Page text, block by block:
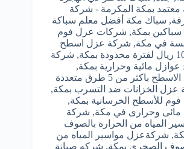
معتمد بمكة المكرمة - شركة
, سباك مكة أفضل معلم سباكة
بمكة, شركات عزل فوم
في مكة, شركة عزل اسطح
, شركة
مائية وحرارية بمكة,
شركة عزل الاسطح باكثر من 5 طرق متعددة
عزل الخزانات ضد التسرب بمكة,
للأسطح الخرسانية بمكة,
وحرارى في مكة, شركة
المياه من الحرارة بالصوف
, شركةعزل مواسير المياه من
الصخري بمكة, شركه صيانة